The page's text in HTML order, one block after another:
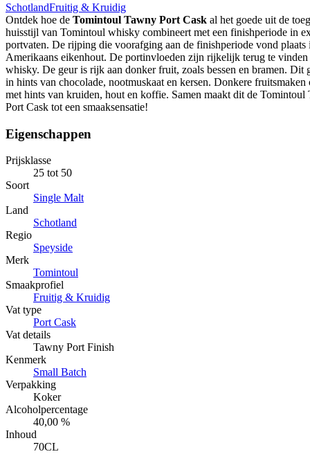
SchotlandFruitig & Kruidig
Ontdek hoe de Tomintoul Tawny Port Cask al het goede uit de
huisstijl van Tomintoul whisky combineert met een finishperiode in
portvaten. De rijping die voorafging aan de finishperiode vond plaats
Amerikaans eikenhout. De portinvloeden zijn rijkelijk terug te vinden
whisky. De geur is rijk aan donker fruit, zoals bessen en bramen. Dit
in hints van chocolade, nootmuskaat en kersen. Donkere fruitsmaken
met hints van kruiden, hout en koffie. Samen maakt dit de Tomintoul
Port Cask tot een smaaksensatie!
Eigenschappen
Prijsklasse
25 tot 50
Soort
Single Malt
Land
Schotland
Regio
Speyside
Merk
Tomintoul
Smaakprofiel
Fruitig & Kruidig
Vat type
Port Cask
Vat details
Tawny Port Finish
Kenmerk
Small Batch
Verpakking
Koker
Alcoholpercentage
40,00 %
Inhoud
70CL